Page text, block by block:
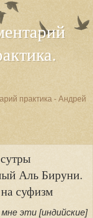
практика - Андрей
Аль Бируни.
суфизм
эти [индийские]